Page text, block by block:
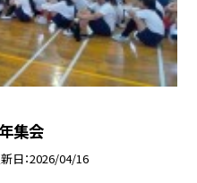
集会
日 2026/04/16